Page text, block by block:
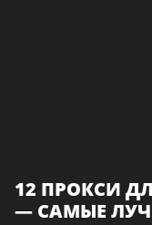
12 ПРОКСИ
— САМЫЕ